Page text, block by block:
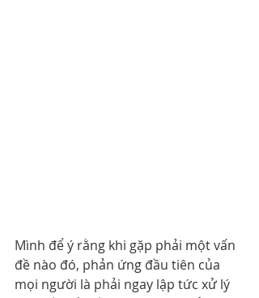
Mình để ý rằng khi gặp phải một vấn
đề nào đó, phản ứng đầu tiên của
mọi người là phải ngay lập tức xử lý